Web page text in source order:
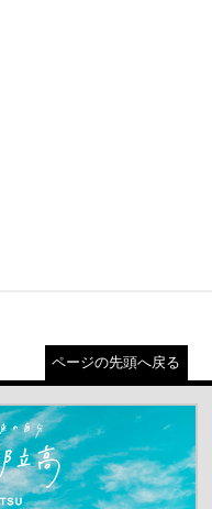
ページの先頭へ戻る
きます）